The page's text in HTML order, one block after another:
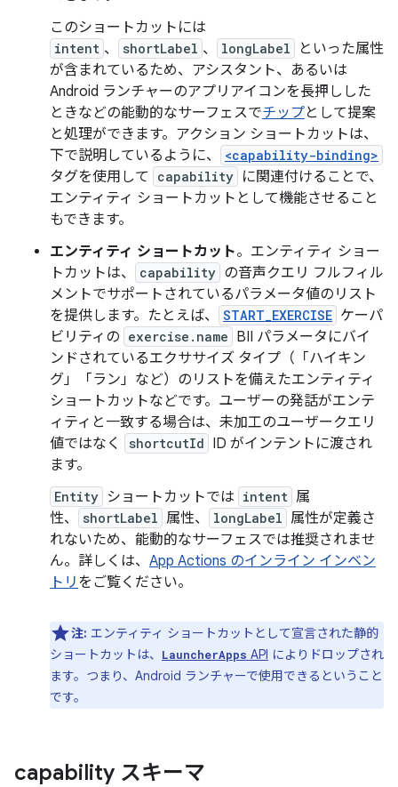
このショートカットには
intent 、 shortLabel 、 longLabel
といった属性
が含まれているため、アシスタント、あるいは
Android ランチャーのアプリアイコンを長押しした
ときなどの能動的なサーフェスでチップとして提案
と処理ができます。アクション ショートカットは、
下で説明しているように、
<capability-binding>
タグを使用して capability に関連付けることで、
エンティティ ショートカットとして機能させること
もできます。
エンティティ ショートカット。エンティティ ショー
トカットは、
capability の音声クエリ フルフィル
メントでサポートされているパラメータ値のリスト
を提供します。たとえば、
START_EXERCISE ケーパ
ビリティの exercise.name BII パラメータにバイ
ンドされているエクササイズ タイプ（「ハイキン
グ」「ラン」など）のリストを備えたエンティティ
ショートカットなどです。ユーザーの発話がエンテ
ィティと一致する場合は、未加工のユーザークエリ
値ではなく
shortcutId ID がインテントに渡され
ます。
Entity ショートカットでは intent 属
性、
shortLabel 属性、 longLabel 属性が定義さ
れないため、能動的なサーフェスでは推奨されませ
ん。詳しくは、 App Actions のインライン インベン
トリ をご覧ください。
注: エンティティ ショートカットとして宣言された静的
ショートカットは、
LauncherApps API によりドロップされ
ます。つまり、Android ランチャーで使用できるということ
です。
capability スキーマ